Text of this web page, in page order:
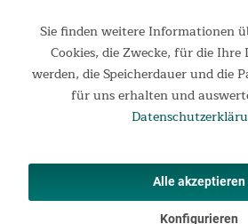
Produkte
Zahlungsarten
Sie finden weitere Informationen
Cookies, die Zwecke, für die
werden, die Speicherdauer und die
für uns erhalten und
Alle akzeptieren
Konfigurieren